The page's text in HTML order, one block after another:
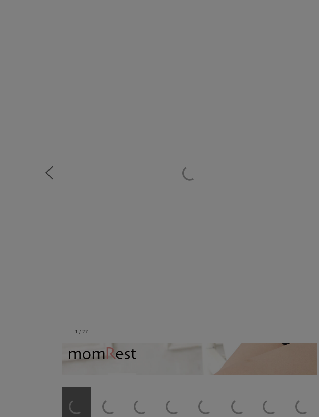
産前産後使える着圧ソックス
1 / 27